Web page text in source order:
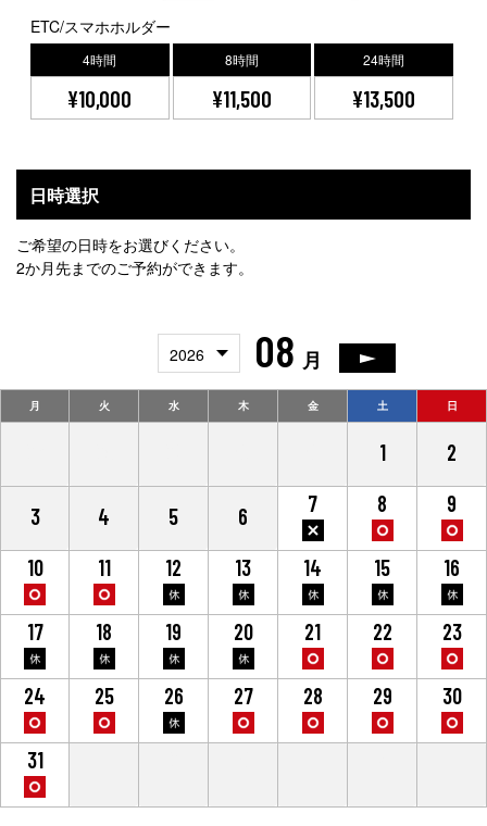
ETC/スマホホルダー
4時間
¥10,000
8時間
¥11,500
24時間
¥13,500
日時選択
ご希望の日時をお選びください。
2か月先までのご予約ができます。
2026 08 月
月 火 水 木 金 土 日
1 2
3 4 5 6
7 8 9
10 11 12 13 14 15 16
17 18 19 20 21 22 23
24 25 26 27 28 29 30
31